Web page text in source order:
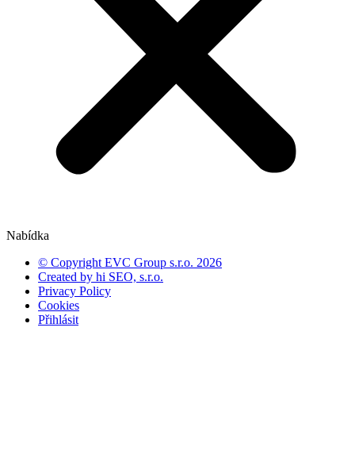
Nabídka
© Copyright EVC Group s.r.o. 2026
Created by hi SEO, s.r.o.
Privacy Policy
Cookies
Přihlásit